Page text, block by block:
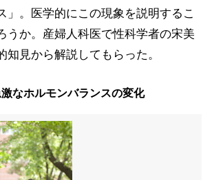
」。医学的にこの現象を説明するこ
うか。産婦人科医で性科学者の宋美
知見から解説してもらった。
なホルモンバランスの変化